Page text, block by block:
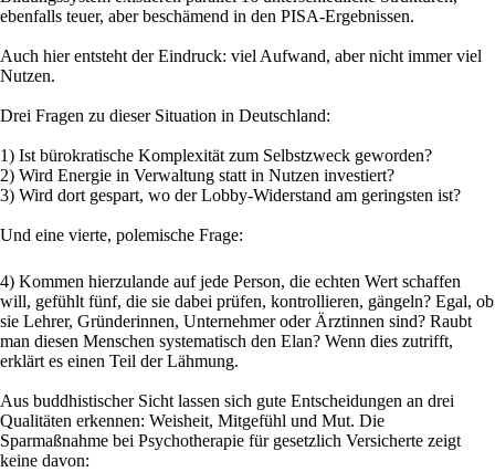
ebenfalls teuer, aber beschämend in den PISA-Ergebnissen.
Auch hier entsteht der Eindruck: viel Aufwand, aber nicht immer viel
Nutzen.
Drei Fragen zu dieser Situation in Deutschland:
1) Ist bürokratische Komplexität zum Selbstzweck geworden?
2) Wird Energie in Verwaltung statt in Nutzen investiert?
3) Wird dort gespart, wo der Lobby-Widerstand am geringsten ist?
Und eine vierte, polemische Frage:
4) Kommen hierzulande auf jede Person, die echten Wert schaffen
will, gefühlt fünf, die sie dabei prüfen, kontrollieren, gängeln? Egal, ob
sie Lehrer, Gründerinnen, Unternehmer oder Ärztinnen sind? Raubt
man diesen Menschen systematisch den Elan? Wenn dies zutrifft,
erklärt es einen Teil der Lähmung.
Aus buddhistischer Sicht lassen sich gute Entscheidungen an drei
Qualitäten erkennen: Weisheit, Mitgefühl und Mut. Die
Sparmaßnahme bei Psychotherapie für gesetzlich Versicherte zeigt
keine davon: